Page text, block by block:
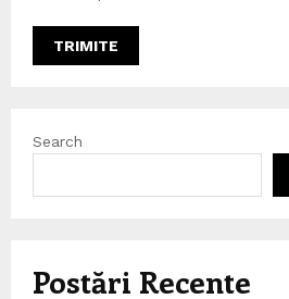
Search
Postări Recente